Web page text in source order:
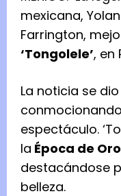
mexicana,
Farrington,
‘Tongolele’, en
La noticia se
espectáculo.
la Época de
destacándose
belleza.